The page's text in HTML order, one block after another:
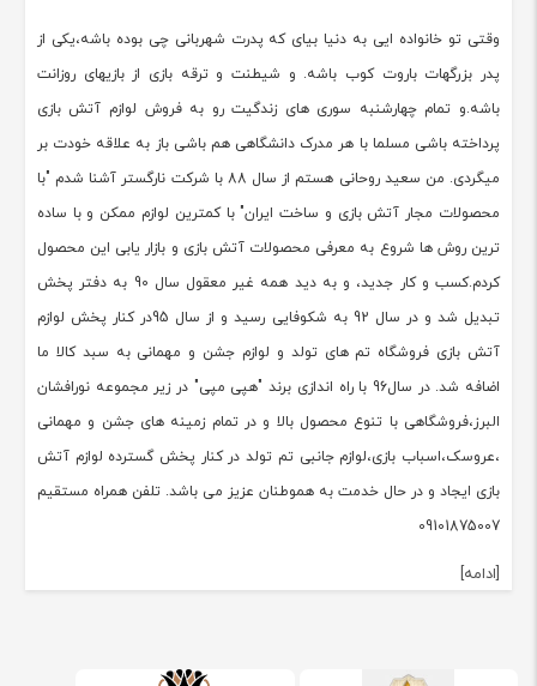
وقتی تو خانواده ایی به دنیا بیای که پدرت شهربانی چی بوده باشه،یکی از
پدر بزرگهات باروت کوب باشه. و شیطنت و ترقه بازی از بازیهای روزانت
باشه.و تمام چهارشنبه سوری های زندگیت رو به فروش لوازم آتش بازی
پرداخته باشی مسلما با هر مدرک دانشگاهی هم باشی باز به علاقه خودت بر
میگردی. من سعید روحانی هستم از سال 88 با شرکت نارگستر آشنا شدم "با
محصولات مجار آتش بازی و ساخت ایران" با کمترین لوازم ممکن و با ساده
ترین روش ها شروع به معرفی محصولات آتش بازی و بازار یابی این محصول
کردم.کسب و کار جدید، و به دید همه غیر معقول سال 90 به دفتر پخش
تبدیل شد و در سال 92 به شکوفایی رسید و از سال 95در کنار پخش لوازم
آتش بازی فروشگاه تم های تولد و لوازم جشن و مهمانی به سبد کالا ما
اضافه شد. در سال96 با راه اندازی برند "هپی مپی" در زیر مجموعه نورافشان
البرز،فروشگاهی با تنوع محصول بالا و در تمام زمینه های جشن و مهمانی
،عروسک،اسباب بازی،لوازم جانبی تم تولد در کنار پخش گسترده لوازم آتش
بازی ایجاد و در حال خدمت به هموطنان عزیز می باشد. تلفن همراه مستقیم
09101875007
[ادامه]